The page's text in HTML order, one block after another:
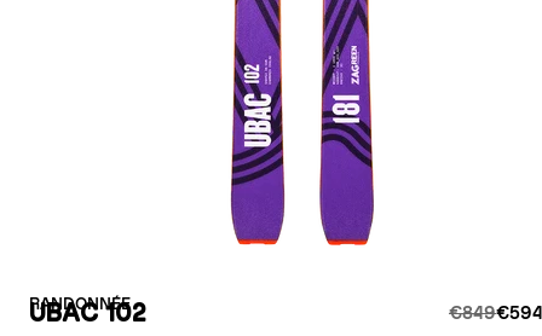
RANDONNÉE
UBAC 102 €849